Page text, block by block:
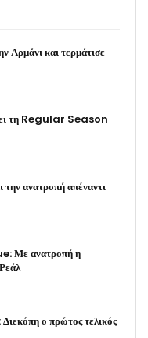
Αρμάνι και τερμάτισε
τη Regular Season
ανατροπή απέναντι
Με ανατροπή η
ο πρώτος τελικός